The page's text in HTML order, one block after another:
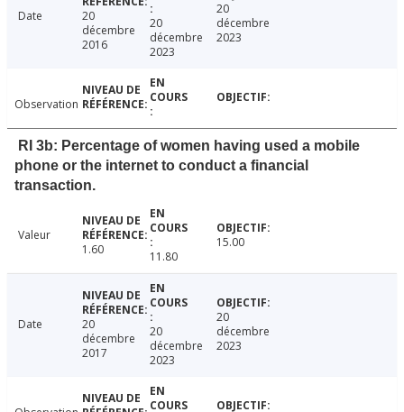
Date
20
décembre
2016
20
décembre
2023
20
décembre
2023
Observation
RI 3b: Percentage of women having used a mobile
phone or the internet to conduct a financial
transaction.
Valeur
1.60
11.80
15.00
Date
20
décembre
2017
20
décembre
2023
20
décembre
2023